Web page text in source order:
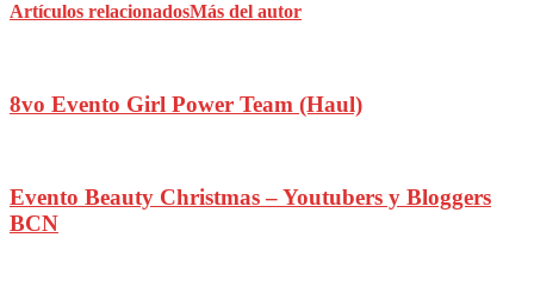
Artículos relacionadosMás del autor
8vo Evento Girl Power Team (Haul)
Evento Beauty Christmas – Youtubers y Bloggers
BCN